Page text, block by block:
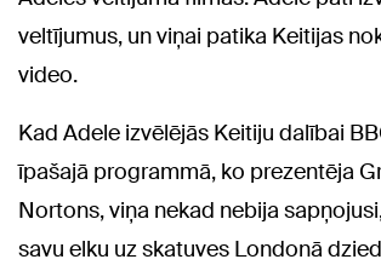
veltījumus, un viņai patika Keitijas
video.
Kad Adele izvēlējās Keitiju dalībai
īpašajā programmā, ko prezentēja
Nortons, viņa nekad nebija
savu elku uz skatuves Londonā